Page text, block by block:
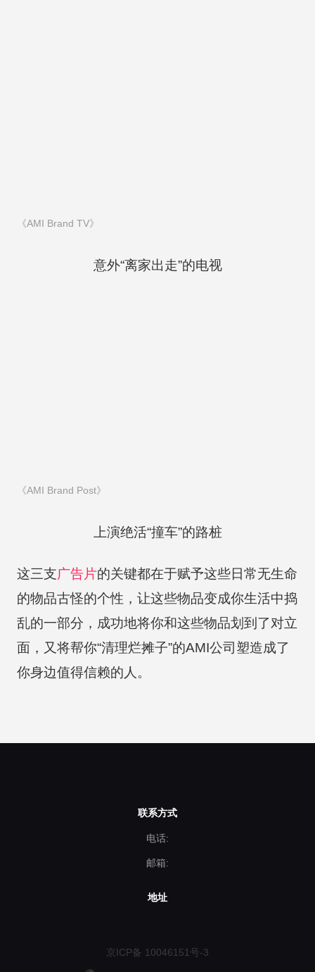
《AMI Brand TV》
意外“离家出走”的电视
《AMI Brand Post》
上演绝活“撞车”的路桩
这三支广告片的关键都在于赋予这些日常无生命
的物品古怪的个性，让这些物品变成你生活中捣
乱的一部分，成功地将你和这些物品划到了对立
面，又将帮你“清理烂摊子”的AMI公司塑造成了
你身边值得信赖的人。
联系方式
电话:
邮箱:
地址
京ICP备 10046151号-3